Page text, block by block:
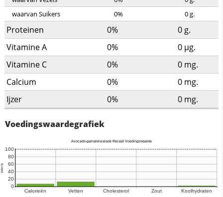
waarvan Suikers
0% 0g.
Proteinen 0% 0 g.
Vitamine A
0% 0 µg.
Vitamine C
0% 0 mg.
Calcium
0% 0 mg.
Ijzer
0% 0 mg.
Voedingswaardegrafiek